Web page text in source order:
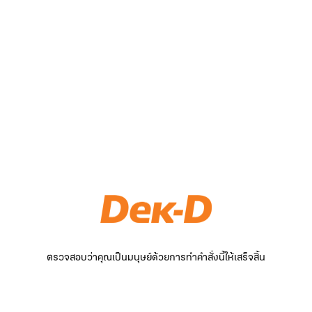
ตรวจสอบว่าคุณเป็นมนุษย์ด้วยการทำคำสั่งนี้ให้เสร็จสิ้น